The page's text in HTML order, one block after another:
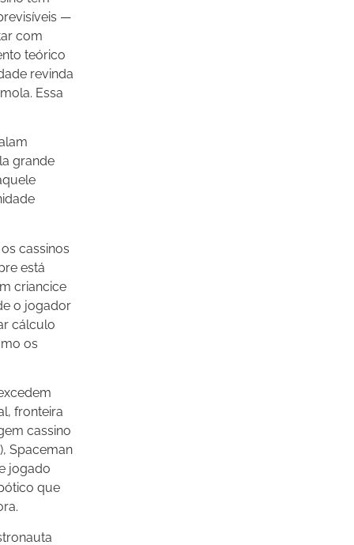
—
com
teórico
revinda
Essa
grande
cassinos
está
criancice
o jogador
cálculo
os
fronteira
cassino
Spaceman
jogado
que